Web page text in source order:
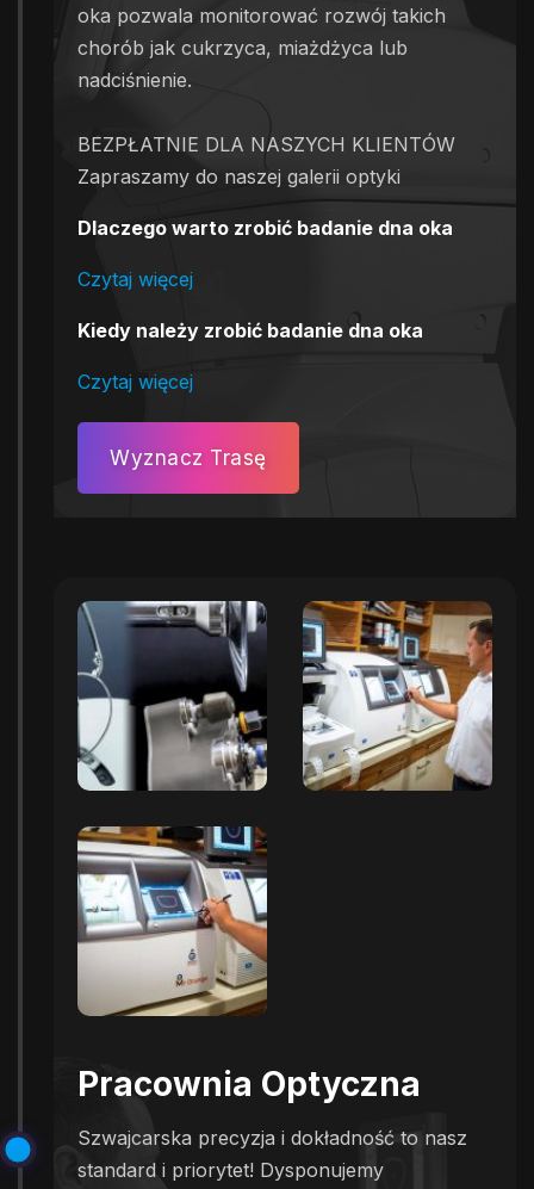
oka pozwala monitorować rozwój takich
chorób jak cukrzyca, miażdżyca lub
nadciśnienie.
BEZPŁATNIE DLA NASZYCH KLIENTÓW
Zapraszamy do naszej galerii optyki
Dlaczego warto zrobić badanie dna oka
Czytaj więcej
Kiedy należy zrobić badanie dna oka
Czytaj więcej
Wyznacz Trasę
Pracownia Optyczna
Szwajcarska precyzja i dokładność to nasz
standard i priorytet! Dysponujemy